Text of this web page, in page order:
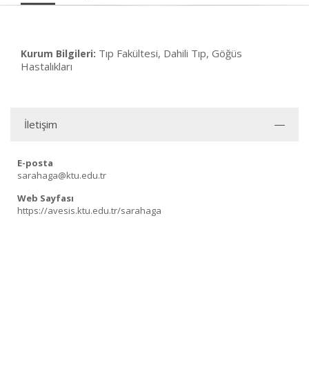
Kurum Bilgileri: Tıp Fakültesi, Dahili Tıp, Göğüs
Hastalıkları
İletişim
E-posta
sarahaga@ktu.edu.tr
Web Sayfası
https://avesis.ktu.edu.tr/sarahaga